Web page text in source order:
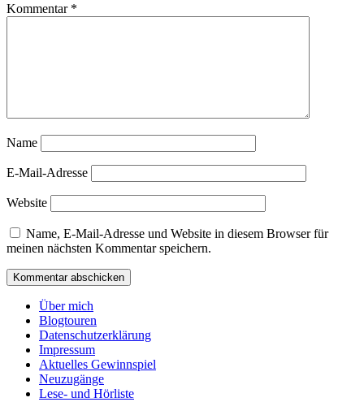
Kommentar *
Name
E-Mail-Adresse
Website
Name, E-Mail-Adresse und Website in diesem Browser für
meinen nächsten Kommentar speichern.
Über mich
Blogtouren
Datenschutzerklärung
Impressum
Aktuelles Gewinnspiel
Neuzugänge
Lese- und Hörliste